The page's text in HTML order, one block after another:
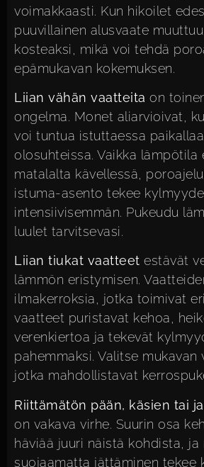
voimakkaasti. Kun hikoilet edes
puuvillainen alusvaate
kosteaksi, mikä voi tehdä
epämukavan kokemuksen.
Liian vähän vaatteita on
ongelma. Monet aliarvioivat,
voi tuntua istuttaessa
olosuhteissa. Vaikka lämpötila
matalalta kävellessä,
istuma-asento tekee
intensiivisemmän. Pukeudu
luulet tarvitsevasi.
Liian tiukat vaatteet estävät
lämmön eristymisen.
ilmakerroksia, jotka toimivat
vaatteet puristavat kehoa,
verenkiertoa ja tekevät
pahemmaksi. Valitse mukavan
jotka mahdollistavat
Riittämätön pään, käsien tai
on vakava virhe. Suurin osa
häviää juuri näistä kohdista, ja
suojaamatta jättäminen tekee